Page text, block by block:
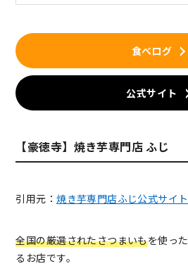
食べログ
公式サイト
【豪徳寺】焼き芋専門店 ふじ
引用元：焼き芋専門店ふじ公式サイト
全国の厳選されたさつまいもを使った
るお店です。